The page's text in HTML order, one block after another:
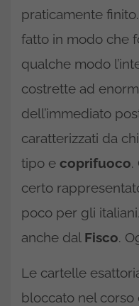
praticamente
fatto in modo che
qualche modo
costrette ad
dell’immediato
caratterizzati da
tipo e coprifuoco.
certo
poco per gli
anche dal Fisco.
Le cartelle
bloccato nel corso